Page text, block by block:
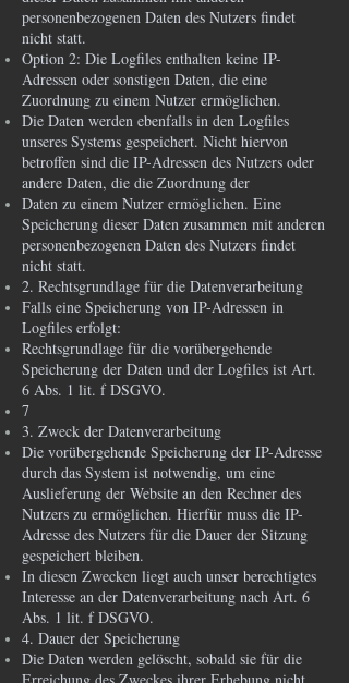
personenbezogenen Daten des Nutzers findet
nicht statt.
Option 2: Die Logfiles enthalten keine IP-
Adressen oder sonstigen Daten, die eine
Zuordnung zu einem Nutzer ermöglichen.
Die Daten werden ebenfalls in den Logfiles
unseres Systems gespeichert. Nicht hiervon
betroffen sind die IP-Adressen des Nutzers oder
andere Daten, die die Zuordnung der
Daten zu einem Nutzer ermöglichen. Eine
Speicherung dieser Daten zusammen mit anderen
personenbezogenen Daten des Nutzers findet
nicht statt.
2. Rechtsgrundlage für die Datenverarbeitung
Falls eine Speicherung von IP-Adressen in
Logfiles erfolgt:
Rechtsgrundlage für die vorübergehende
Speicherung der Daten und der Logfiles ist Art.
6 Abs. 1 lit. f DSGVO.
7
3. Zweck der Datenverarbeitung
Die vorübergehende Speicherung der IP-Adresse
durch das System ist notwendig, um eine
Auslieferung der Website an den Rechner des
Nutzers zu ermöglichen. Hierfür muss die IP-
Adresse des Nutzers für die Dauer der Sitzung
gespeichert bleiben.
In diesen Zwecken liegt auch unser berechtigtes
Interesse an der Datenverarbeitung nach Art. 6
Abs. 1 lit. f DSGVO.
4. Dauer der Speicherung
Die Daten werden gelöscht, sobald sie für die
Erreichung des Zweckes ihrer Erhebung nicht